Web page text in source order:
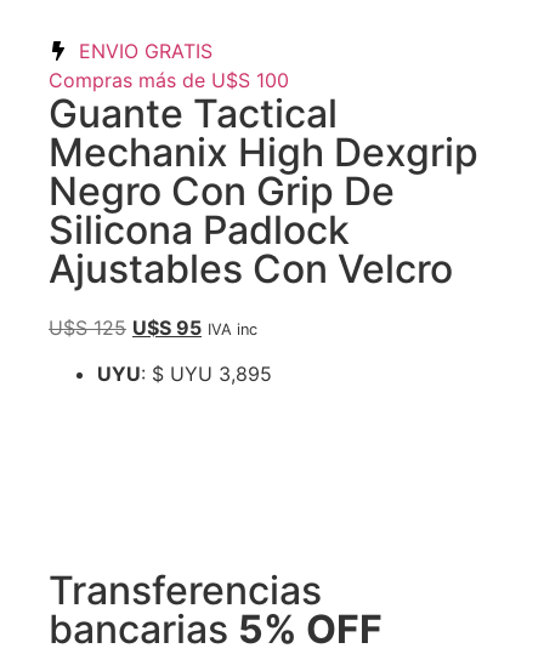
ENVIO GRATIS
Compras más de U$S 100
Guante Tactical
Mechanix High Dexgrip
Negro Con Grip De
Silicona Padlock
Ajustables Con Velcro
U$S125 U$S 95 IVA inc
UYU: $ UYU 3,895
Transferencias
bancarias 5% OFF